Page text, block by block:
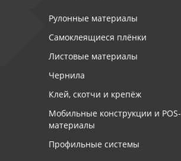
Рулонные материалы
Самоклеящиеся плёнки
Листовые материалы
Чернила
Клей, скотчи и крепёж
Мобильные конструкции и POS-
материалы
Профильные системы